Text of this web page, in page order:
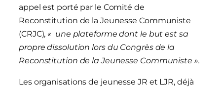
appel est porté par le Comité de
Reconstitution de la Jeunesse Communiste
(CRJC), « une plateformedont le butest sa
propre dissolution lors du Congrès de la
Reconstitution de la Jeunesse Communiste ».
Les organisations de jeunesse JR et LJR, déjà